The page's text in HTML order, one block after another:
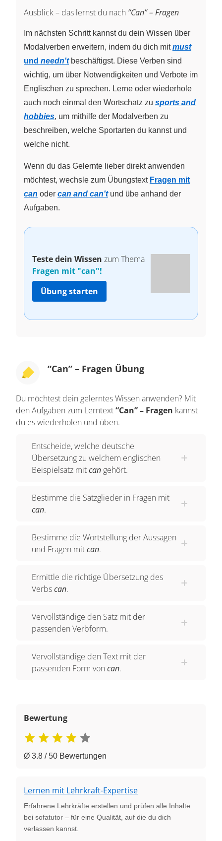
Ausblick – das lernst du nach “Can” – Fragen
Im nächsten Schritt kannst du dein Wissen über
Modalverben erweitern, indem du dich mitmust
und needn'tbeschäftigst. Diese Verben sind
wichtig, um über Notwendigkeiten und Verbote im
Englischen zu sprechen. Lerne oder wiederhole
auch noch einmal den Wortschatz zu sports and
hobbies, um mithilfe der Modalverben zu
beschreiben, welche Sportarten du kannst und
welche nicht.
Wenn du das Gelernte lieber direkt anwenden
möchtest, wechsle zum Übungstext Fragen mit
can oder can and can'tund übe anhand der
Aufgaben.
Teste dein Wissen zum Thema
Fragen mit "can"!
Übung starten
“Can” – Fragen Übung
Du möchtest dein gelerntes Wissen anwenden? Mit
den Aufgaben zum Lerntext“Can” – Fragen kannst
du es wiederholen und üben.
Entscheide, welche deutsche
Übersetzung zu welchem englischen
Beispielsatz mitcangehört.
Bestimme die Satzglieder in Fragen mit
can.
Bestimme die Wortstellung der Aussagen
und Fragen mitcan.
Ermittle die richtige Übersetzung des
Verbscan.
Vervollständige den Satz mit der
passenden Verbform.
Vervollständige den Text mit der
passenden Form von can.
Bewertung
Ø 3.8 / 50 Bewertungen
Lernen mit Lehrkraft-Expertise
Erfahrene Lehrkräfte erstellen und prüfen alle Inhalte
bei sofatutor – für eine Qualität, auf die du dich
verlassen kannst.